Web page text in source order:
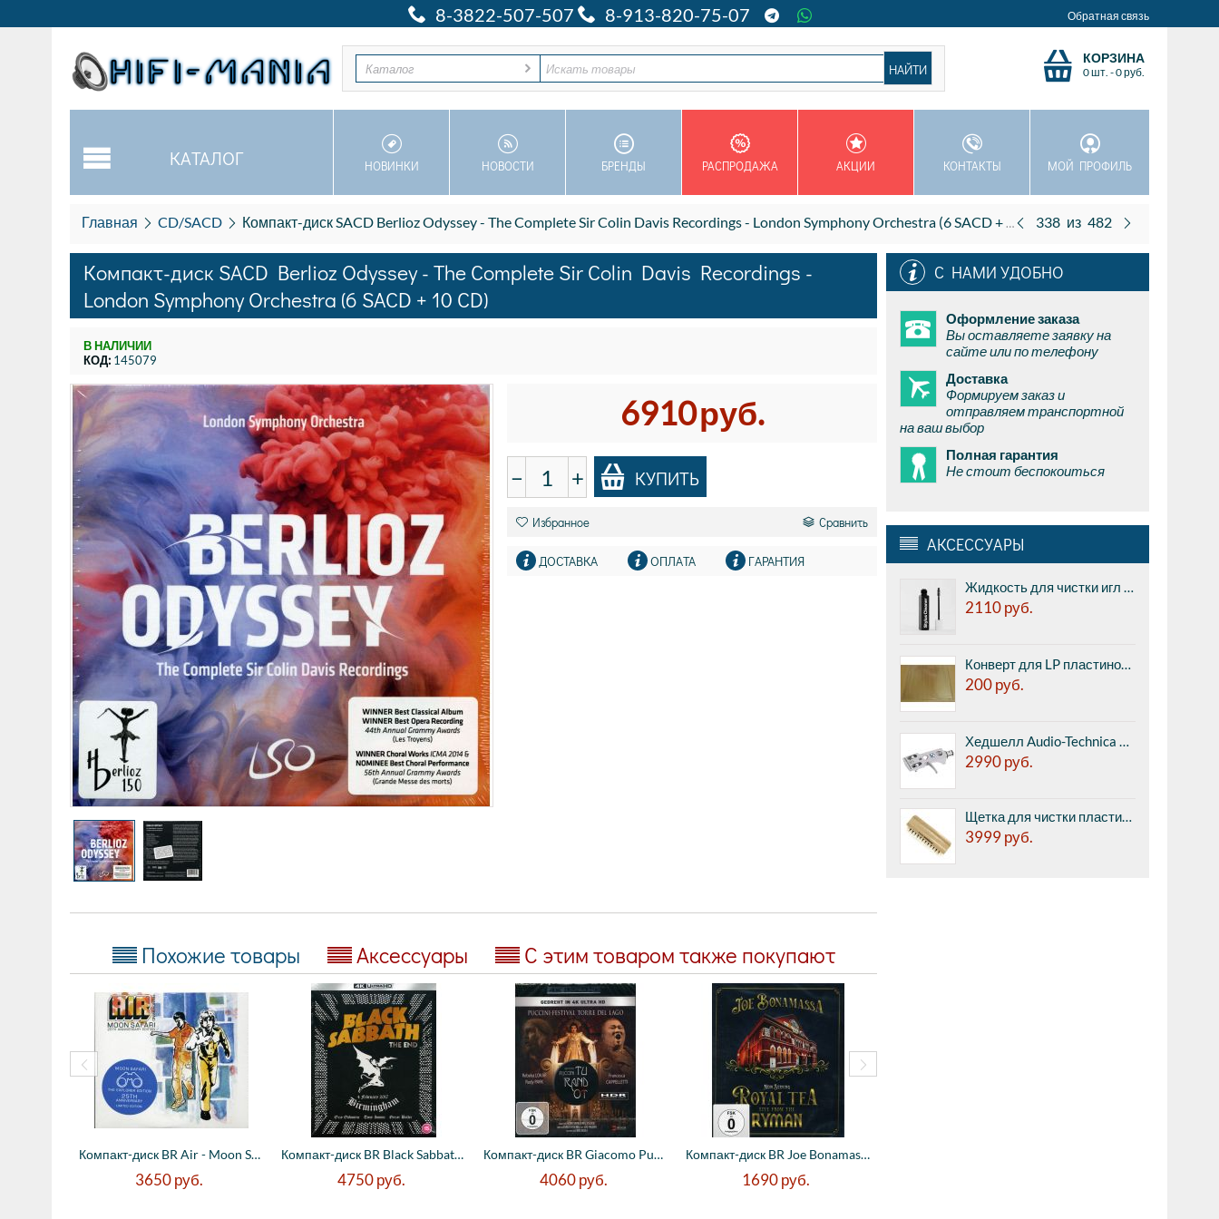
8-3822-507-507 8-913-820-75-07 Обратная связь
Каталог
КОРЗИНА
0 шт. -0руб.
КАТАЛОГ НОВИНКИ НОВОСТИ БРЕНДЫ РАСПРОДАЖА АКЦИИ КОНТАКТЫ МОЙ ПРОФИЛЬ
Главная CD/SACD Компакт-диск SACD Berlioz Odyssey - The Complete Sir Colin Davis Recordings - London Symphony Orchestra (6 SACD + 10 CD) 338 из 482
Компакт-диск SACD Berlioz Odyssey - The Complete Sir Colin Davis Recordings -
London Symphony Orchestra (6 SACD + 10 CD)
В НАЛИЧИИ
КОД: 145079
6910руб.
− + КУПИТЬ
Избранное Сравнить
ДОСТАВКА ОПЛАТА ГАРАНТИЯ
Похожие товары Аксессуары С этим товаром также покупают
Компакт-диск BR Air - Moon Safari - 25th ...
3650 руб.
Компакт-диск BR Black Sabbath - The End (...
4750 руб.
Компакт-диск BR Giacomo Puccini - Turando...
4060 руб.
Компакт-диск BR Joe Bonamassa - Now Servi...
1690 руб.
С НАМИ УДОБНО
Оформление заказа
Вы оставляете заявку на
сайте или по телефону
Доставка
Формируем заказ и
отправляем транспортной
на ваш выбор
Полная гарантия
Не стоит беспокоиться
АКСЕССУАРЫ
Жидкость для чистки игл с апликатором AM CLEAN SOUND Stylus Cleaner Pick-Up Brush + Cleaning Fluid - включает 1 х Stylus Cleaner (средство для чистки иглы звукоснимателя) и 20 мл чистящее средство (AM2015003)
2110руб.
Конверт для LP пластинок внешний прозрачный, плотный, с широким кантом, без клапана, 1шт.
200руб.
Хедшелл Audio-Technica AT-HS1P - Хедшелл универсальный полудюймовый, 10 грамм.
2990руб.
Щетка для чистки пластинок Tonar Woodgoat Brush, антистатическая (5379)
3999руб.